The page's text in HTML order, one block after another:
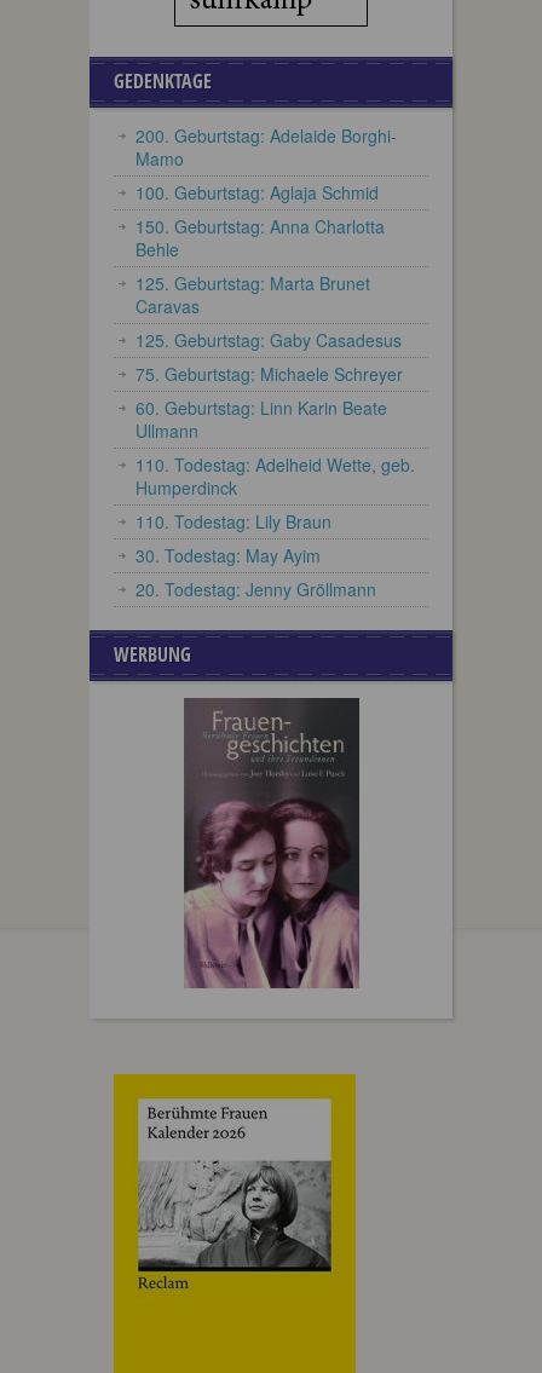
GEDENKTAGE
200. Geburtstag: Adelaide Borghi-
Mamo
100. Geburtstag: Aglaja Schmid
150. Geburtstag: Anna Charlotta
Behle
125. Geburtstag: Marta Brunet
Caravas
125. Geburtstag: Gaby Casadesus
75. Geburtstag: Michaele Schreyer
60. Geburtstag: Linn Karin Beate
Ullmann
110. Todestag: Adelheid Wette, geb.
Humperdinck
110. Todestag: Lily Braun
30. Todestag: May Ayim
20. Todestag: Jenny Gröllmann
WERBUNG